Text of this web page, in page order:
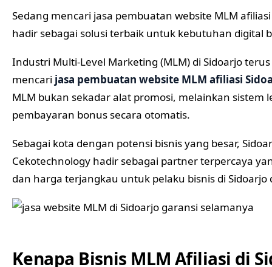
Sedang mencari jasa pembuatan website MLM
hadir sebagai solusi terbaik untuk kebutuhan digital
Industri Multi-Level Marketing (MLM) di Sidoarjo
mencari jasa pembuatan website MLM afiliasi
MLM bukan sekadar alat promosi, melainkan
pembayaran bonus secara otomatis.
Sebagai kota dengan potensi bisnis yang besar,
Cekotechnology hadir sebagai partner terpercaya
dan harga terjangkau untuk pelaku bisnis di Sidoarjo
Kenapa Bisnis MLM Afiliasi di